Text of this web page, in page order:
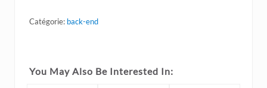
Catégorie: back-end
You May Also Be Interested In: